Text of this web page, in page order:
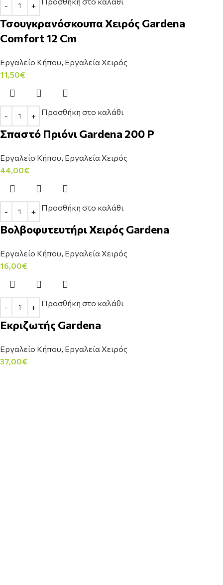
Τσουγκρανόσκουπα Χειρός Gardena
Comfort 12 Cm
Εργαλείο Κήπου, Εργαλεία Χειρός
11,50€
Προσθήκη στο καλάθι
Σπαστό Πριόνι Gardena 200 P
Εργαλείο Κήπου, Εργαλεία Χειρός
44,00€
Προσθήκη στο καλάθι
Βολβοφυτευτήρι Χειρός Gardena
Εργαλείο Κήπου, Εργαλεία Χειρός
16,00€
Προσθήκη στο καλάθι
Εκριζωτής Gardena
Εργαλείο Κήπου, Εργαλεία Χειρός
37,00€